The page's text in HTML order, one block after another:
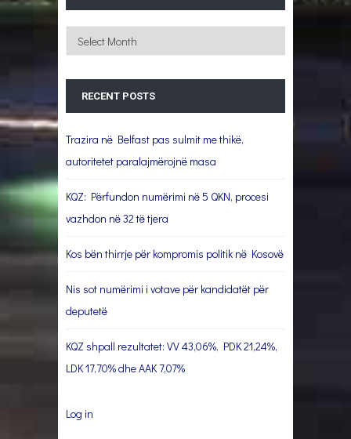
Archives
RECENT POSTS
Trazira në Belfast pas sulmit me thikë,
autoritetet paralajmërojnë masa
KQZ: Përfundon numërimi në 5 QKN, procesi
vazhdon në 32 të tjera
Kos bën thirrje për kompromis politik në Kosovë
Nis sot numërimi i votave për kandidatët për
deputetë
KQZ shpall rezultatet: VV 43,06%, PDK 21,24%,
LDK 17,70% dhe AAK 7,07%
Log in